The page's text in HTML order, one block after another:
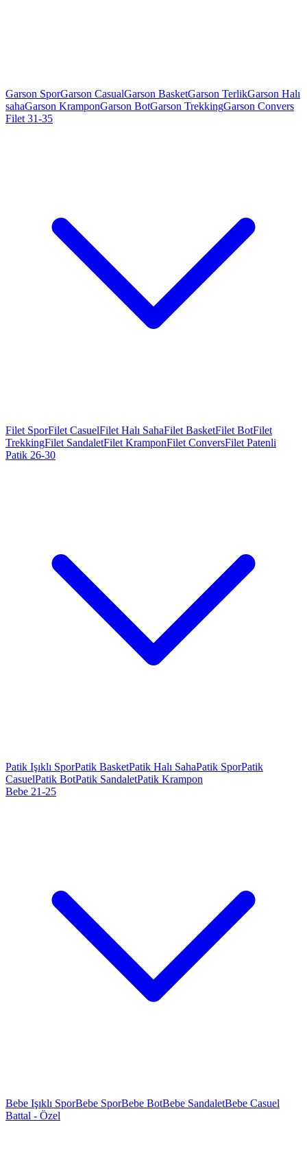
Garson SporGarson CasualGarson BasketGarson TerlikGarson Halı
sahaGarson KramponGarson BotGarson TrekkingGarson Convers
Filet 31-35
Filet SporFilet CasuelFilet Halı SahaFilet BasketFilet BotFilet
TrekkingFilet SandaletFilet KramponFilet ConversFilet Patenli
Patik 26-30
Patik Işıklı SporPatik BasketPatik Halı SahaPatik SporPatik
CasuelPatik BotPatik SandaletPatik Krampon
Bebe 21-25
Bebe Işıklı SporBebe SporBebe BotBebe SandaletBebe Casuel
Battal - Özel